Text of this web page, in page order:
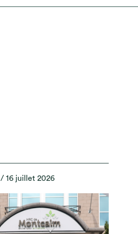
/ 16 juillet 2026